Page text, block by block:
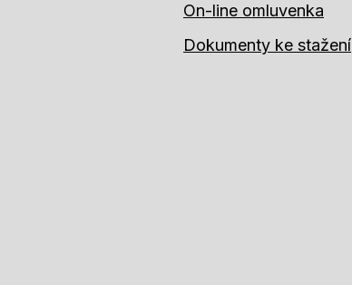
On-line omluvenka
Dokumenty ke stažení